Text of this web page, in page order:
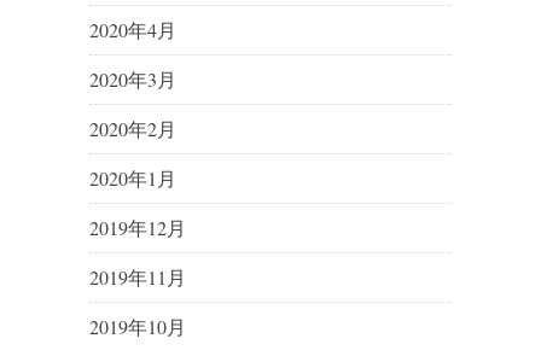
2020年4月
2020年3月
2020年2月
2020年1月
2019年12月
2019年11月
2019年10月